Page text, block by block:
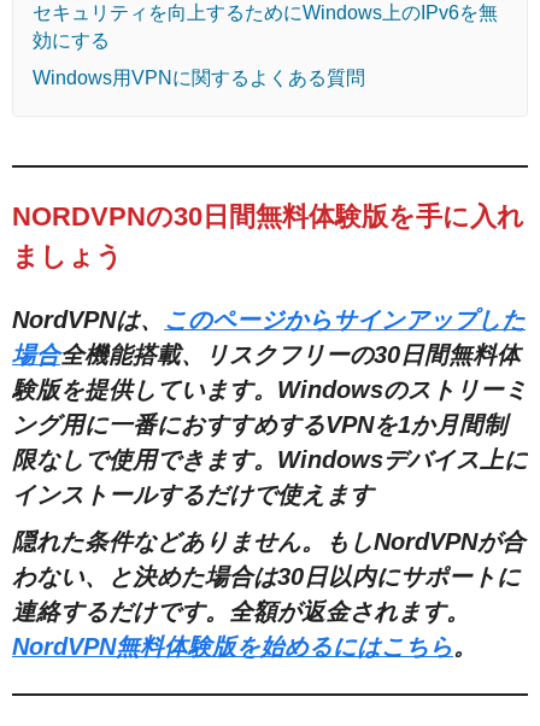
セキュリティを向上するためにWindows上のIPv6を無
効にする
Windows用VPNに関するよくある質問
NORDVPNの30日間無料体験版を手に入れ
ましょう
NordVPNは、 このページからサインアップした
場合全機能搭載、リスクフリーの30日間無料体
験版を提供しています。 Windowsのストリーミ
ング用に一番におすすめするVPNを1か月間制
限なしで使用できます。Windowsデバイス上に
インストールするだけで使えます
隠れた条件などありません。もしNordVPNが合
わない、と決めた場合は30日以内にサポートに
連絡するだけです。全額が返金されます。
NordVPN無料体験版を始めるにはこちら。